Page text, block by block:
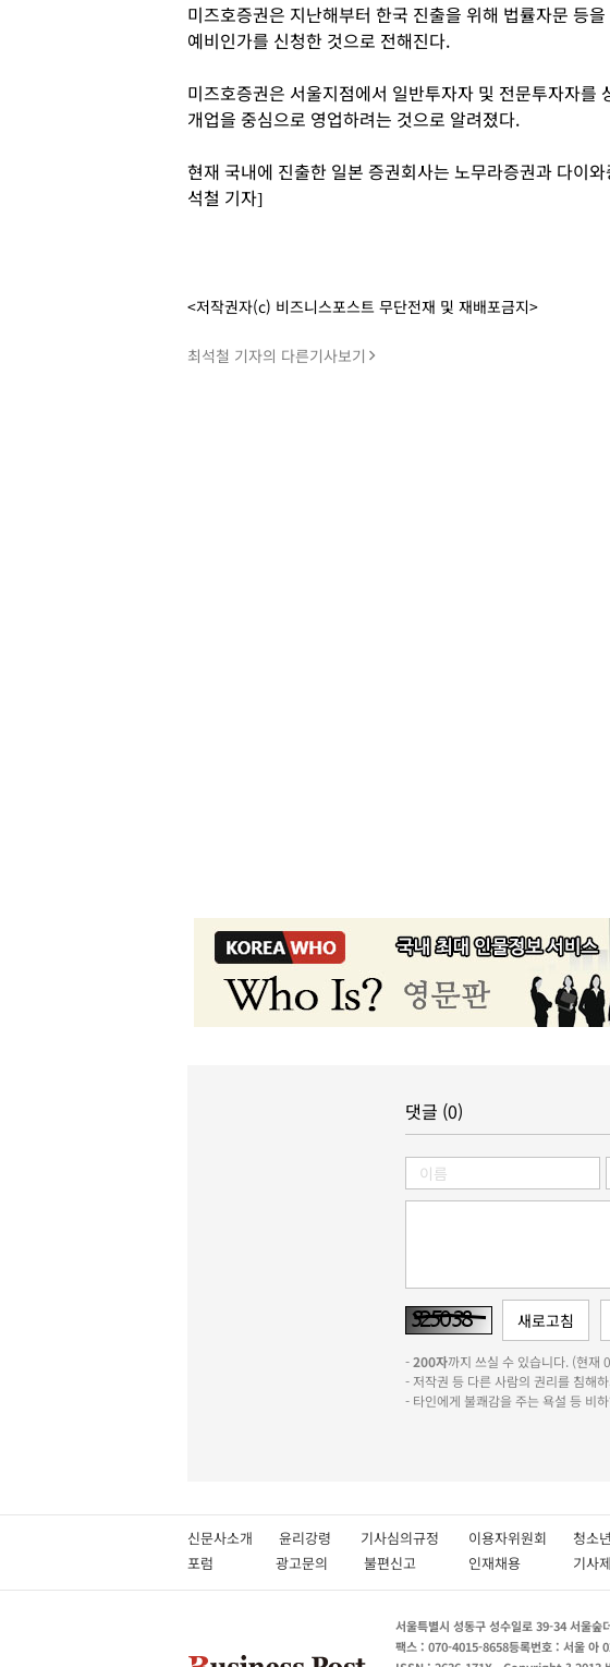
미즈호증권은 지난해부터 한국 진출을 위해 법률자문 등
예비인가를 신청한 것으로 전해진다.
미즈호증권은 서울지점에서 일반투자자 및 전문투자자를
개업을 중심으로 영업하려는 것으로 알려졌다.
현재 국내에 진출한 일본 증권회사는 노무라증권과 다이
석철 기자]
<저작권자(c) 비즈니스포스트 무단전재 및 재배포금지>
최석철 기자의 다른기사보기
댓글 (0)
-200자까지 쓰실 수 있습니다. (현
- 저작권 등 다른 사람의 권리를 침해
- 타인에게 불쾌감을 주는 욕설 등 비
신문사소개 윤리강령 기사심의규정 이용자위원회 청소
포럼
광고문의 불편신고 인재채용 기
서울특별시 성동구 성수일로 39-34 서울
팩스 : 070-4015-8658등록번호 : 서울 아